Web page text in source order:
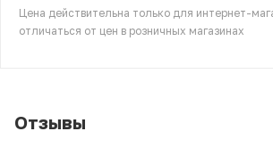
Цена действительна только для интернет-
отличаться от цен в розничных магазинах
Отзывы